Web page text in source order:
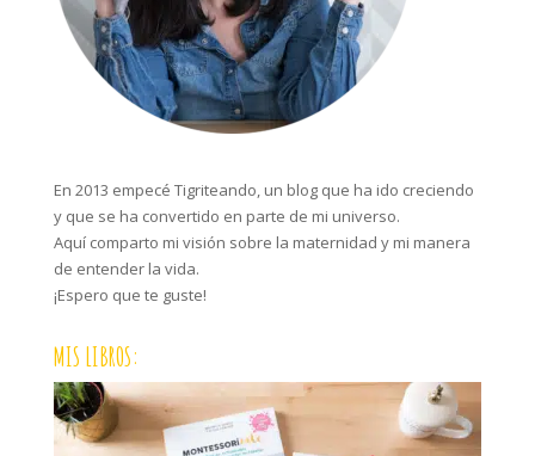
En 2013 empecé Tigriteando, un blog que ha ido creciendo
y que se ha convertido en parte de mi universo.
Aquí comparto mi visión sobre la maternidad y mi manera
de entender la vida.
¡Espero que te guste!
MIS LIBROS: